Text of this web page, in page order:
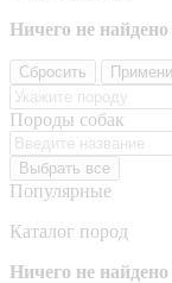
Ничего не найдено
Сбросить
Породы собак
Выбрать все
Популярные
Каталог пород
Ничего не найдено